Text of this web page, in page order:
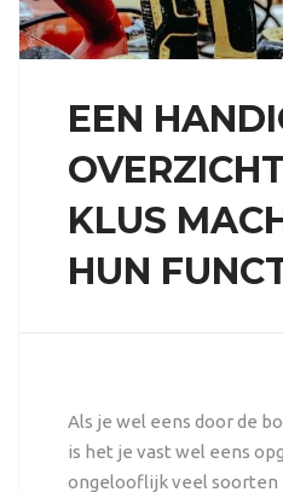
EEN
KLUS
HUN
Als je wel eens door de
is het je vast wel eens
ongelooflijk veel soorten